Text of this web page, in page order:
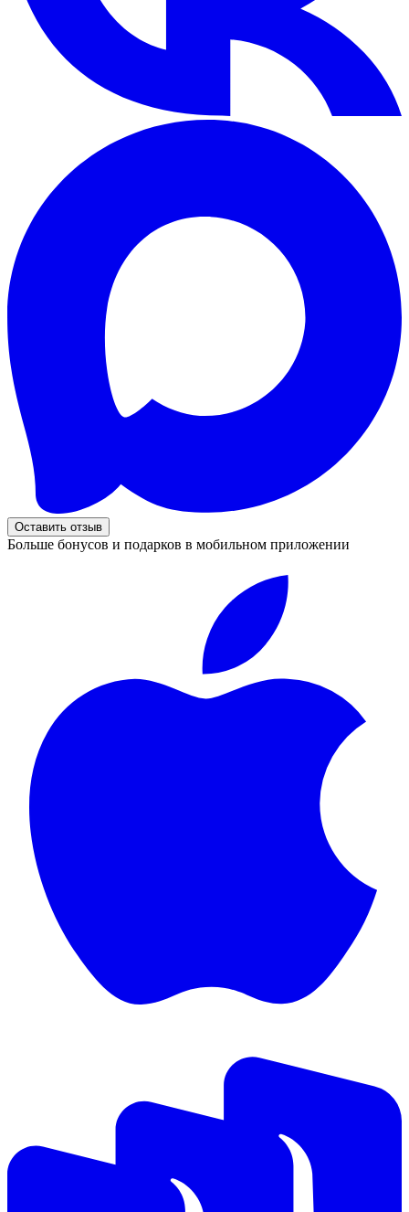
Оставить отзыв
Больше бонусов и подарков в мобильном приложении